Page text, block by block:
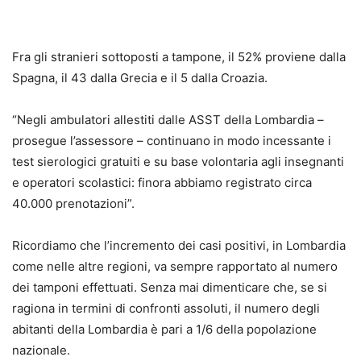
Fra gli stranieri sottoposti a tampone, il 52% proviene dalla
Spagna, il 43 dalla Grecia e il 5 dalla Croazia.
“Negli ambulatori allestiti dalle ASST della Lombardia –
prosegue l’assessore – continuano in modo incessante i
test sierologici gratuiti e su base volontaria agli insegnanti
e operatori scolastici: finora abbiamo registrato circa
40.000 prenotazioni”.
Ricordiamo che l’incremento dei casi positivi, in Lombardia
come nelle altre regioni, va sempre rapportato al numero
dei tamponi effettuati. Senza mai dimenticare che, se si
ragiona in termini di confronti assoluti, il numero degli
abitanti della Lombardia è pari a 1/6 della popolazione
nazionale.